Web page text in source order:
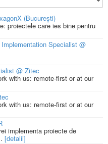
(București)
proiectele care ies bine pentru
Specialist @
@ Zitec
with us: remote-first or at our
with us: remote-first or at our
implementa proiecte de
[detalii]